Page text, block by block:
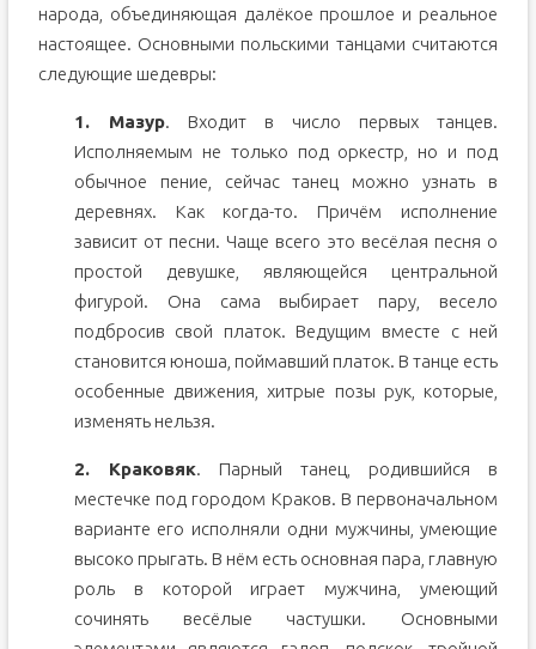
народа, объединяющая далёкое прошлое и реальное
настоящее. Основными польскими танцами считаются
следующие шедевры:
1. Мазур. Входит в число первых танцев.
Исполняемым не только под оркестр, но и под
обычное пение, сейчас танец можно узнать в
деревнях. Как когда-то. Причём исполнение
зависит от песни. Чаще всего это весёлая песня о
простой девушке, являющейся центральной
фигурой. Она сама выбирает пару, весело
подбросив свой платок. Ведущим вместе с ней
становится юноша, поймавший платок. В танце есть
особенные движения, хитрые позы рук, которые,
изменять нельзя.
2. Краковяк. Парный танец, родившийся в
местечке под городом Краков. В первоначальном
варианте его исполняли одни мужчины, умеющие
высоко прыгать. В нём есть основная пара, главную
роль в которой играет мужчина, умеющий
сочинять весёлые частушки. Основными